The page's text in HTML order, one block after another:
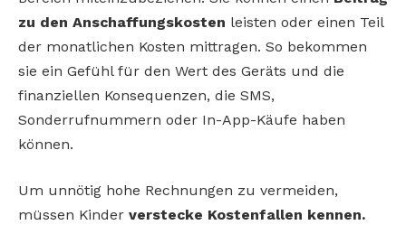
zu den Anschaffungskosten leisten oder einen Teil
der monatlichen Kosten mittragen. So bekommen
sie ein Gefühl für den Wert des Geräts und die
finanziellen Konsequenzen, die SMS,
Sonderrufnummern oder In-App-Käufe haben
können.
Um unnötig hohe Rechnungen zu vermeiden,
müssen Kinder verstecke Kostenfallen kennen.